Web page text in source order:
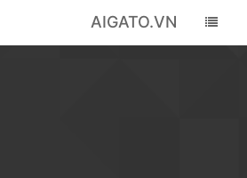
AIGATO.VN